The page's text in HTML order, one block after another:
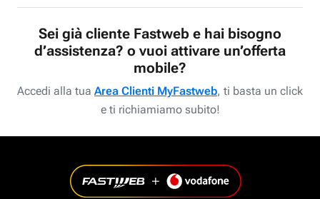
Sei già cliente Fastweb e hai bisogno
d’assistenza? o vuoi attivare un’offerta
mobile?
Accedi alla tua Area Clienti MyFastweb, ti basta un click
e ti richiamiamo subito!